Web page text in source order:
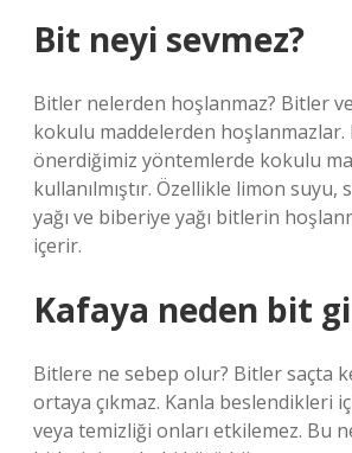
Bit neyi sevmez?
Bitler nelerden hoşlanmaz? Bitler
kokulu maddelerden hoşlanmazlar.
önerdiğimiz yöntemlerde kokulu
kullanılmıştır. Özellikle limon suyu,
yağı ve biberiye yağı bitlerin
içerir.
Kafaya neden bit
Bitlere ne sebep olur? Bitler saçta
ortaya çıkmaz. Kanla beslendikleri
veya temizliği onları etkilemez. Bu